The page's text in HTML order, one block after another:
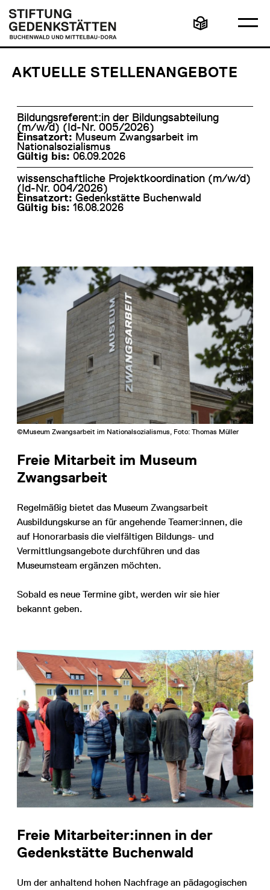
zum
Inhalt
Stiftung
Gedenkstätten
Buchenwald
und
Mittelbau-
Leichte
Sprache
AKTUELLE STELLENANGEBOTE
Bildungsreferent:in der Bildungsabteilung
(m/w/d) (Id-Nr. 005/2026)
Museum Zwangsarbeit im
Nationalsozialismus
06.09.2026
wissenschaftliche Projektkoordination (m/w/d)
(Id-Nr. 004/2026)
Gedenkstätte Buchenwald
16.08.2026
©Museum Zwangsarbeit im Nationalsozialismus, Foto: Thomas Müller
Freie Mitarbeit im Museum
Zwangsarbeit
Regelmäßig bietet das Museum Zwangsarbeit
Ausbildungskurse an für angehende Teamer:innen, die
auf Honorarbasis die vielfältigen Bildungs- und
Vermittlungsangebote durchführen und das
Museumsteam ergänzen möchten.
Sobald es neue Termine gibt, werden wir sie hier
bekannt geben.
Freie Mitarbeiter:innen in der
Gedenkstätte Buchenwald
Um der anhaltend hohen Nachfrage an pädagogischen